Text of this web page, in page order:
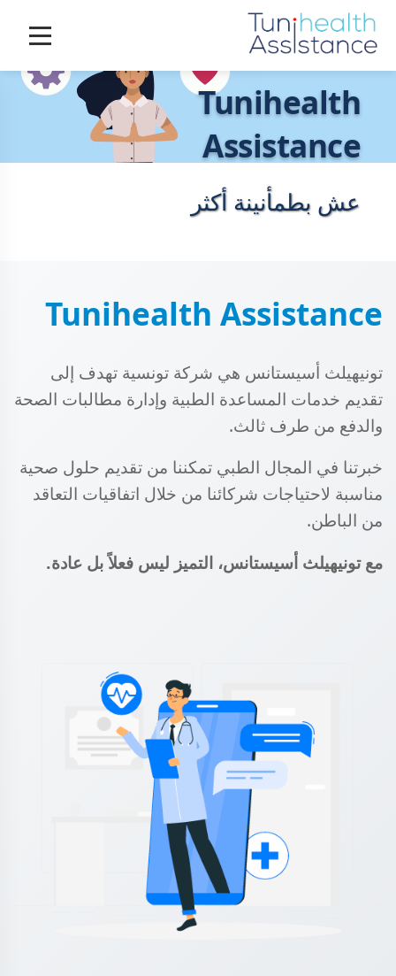
Tunihealth
Assistance
عش بطمأنينة أكثر
Tunihealth Assistance
تونيهيلث أسيستانس هي شركة تونسية تهدف إلى
تقديم خدمات المساعدة الطبية وإدارة مطالبات الصحة
والدفع من طرف ثالث.
خبرتنا في المجال الطبي تمكننا من تقديم حلول صحية
مناسبة لاحتياجات شركائنا من خلال اتفاقيات التعاقد
من الباطن.
مع تونيهيلث أسيستانس، التميز ليس فعلاً بل عادة.